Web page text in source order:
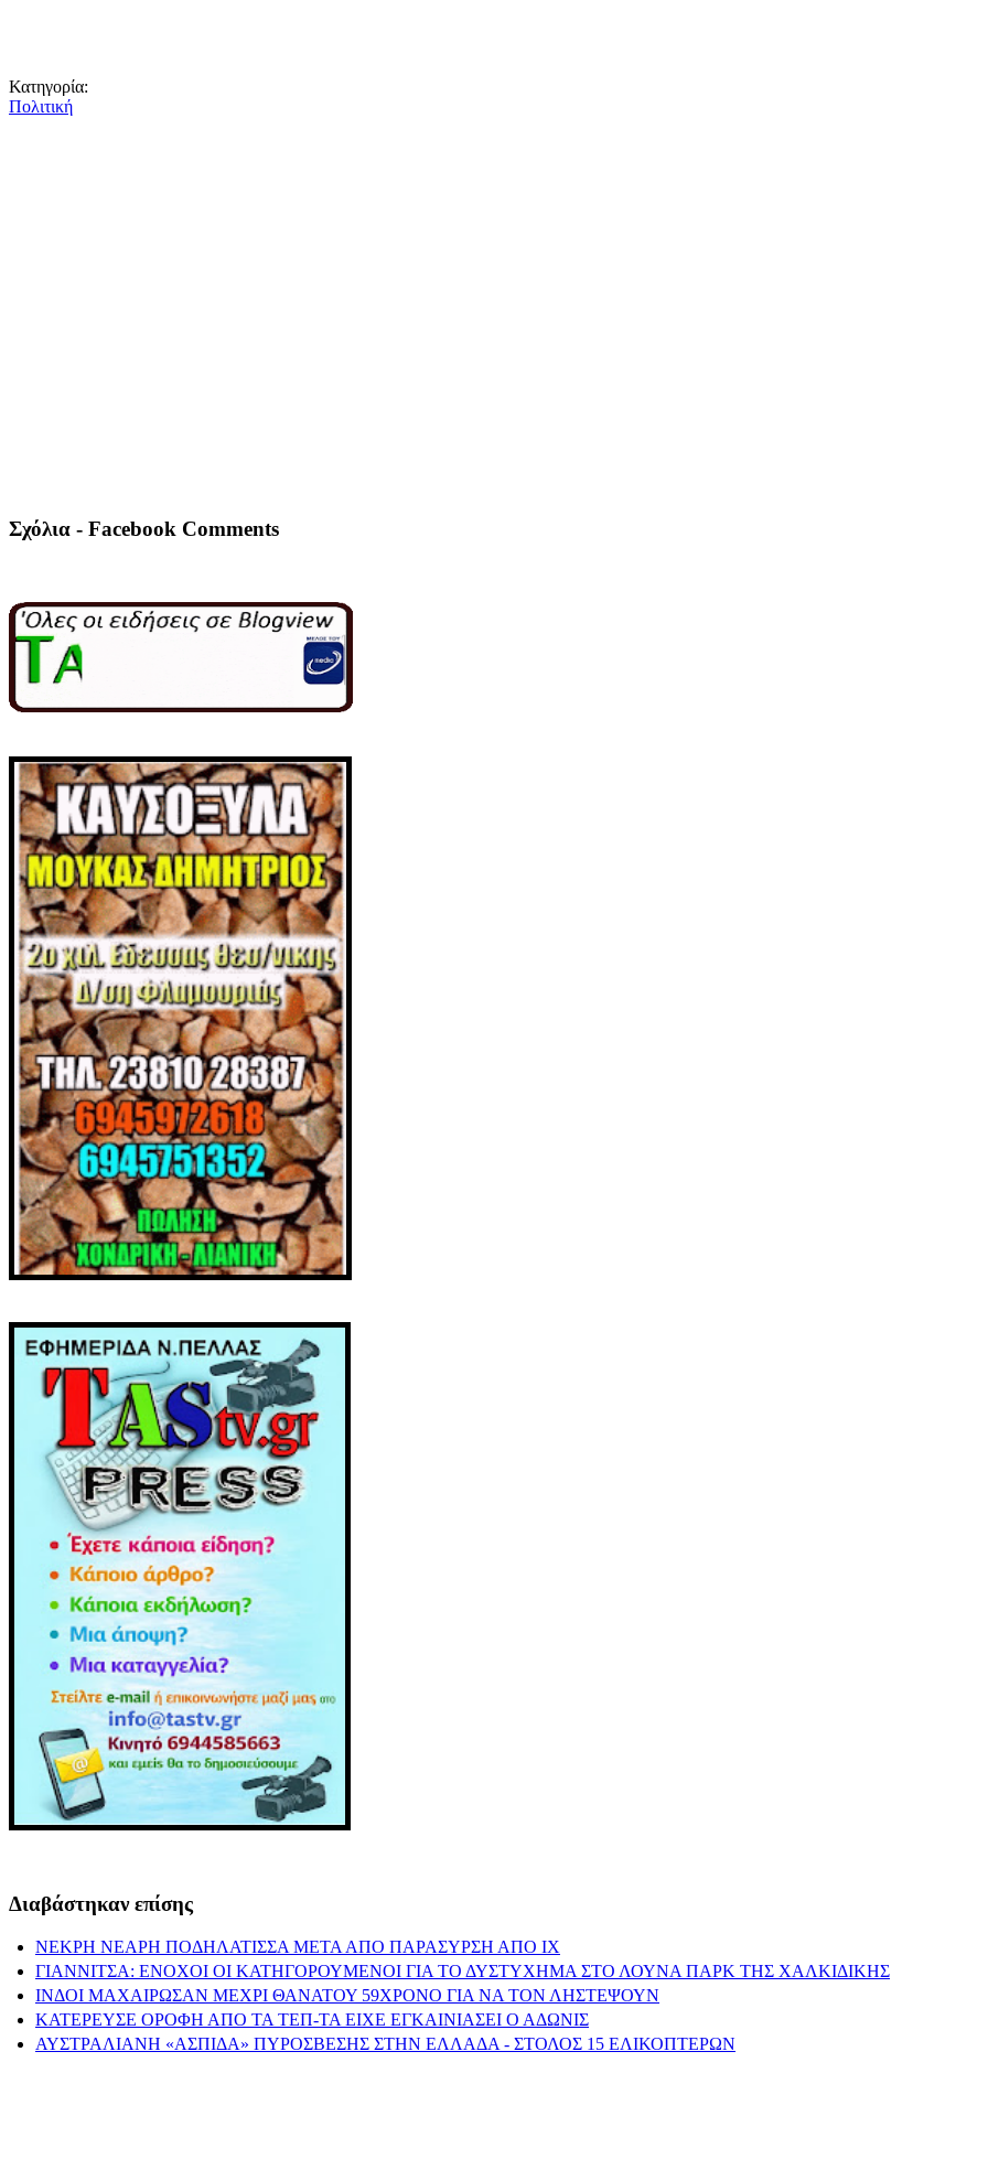
Κατηγορία:
Πολιτική
Σχόλια - Facebook Comments
Διαβάστηκαν επίσης
ΝΕΚΡΗ ΝΕΑΡΗ ΠΟΔΗΛΑΤΙΣΣΑ ΜΕΤΑ ΑΠΟ ΠΑΡΑΣΥΡΣΗ ΑΠΟ ΙΧ
ΓΙΑΝΝΙΤΣΑ: ΕΝΟΧΟΙ ΟΙ ΚΑΤΗΓΟΡΟΥΜΕΝΟΙ ΓΙΑ ΤΟ ΔΥΣΤΥΧΗΜΑ ΣΤΟ ΛΟΥΝΑ ΠΑΡΚ ΤΗΣ ΧΑΛΚΙΔΙΚΗΣ
ΙΝΔΟΙ ΜΑΧΑΙΡΩΣΑΝ ΜΕΧΡΙ ΘΑΝΑΤΟΥ 59ΧΡΟΝΟ ΓΙΑ ΝΑ ΤΟΝ ΛΗΣΤΕΨΟΥΝ
ΚΑΤΕΡΕΥΣΕ ΟΡΟΦΗ ΑΠΟ ΤΑ ΤΕΠ-ΤΑ ΕΙΧΕ ΕΓΚΑΙΝΙΑΣΕΙ Ο ΑΔΩΝΙΣ
ΑΥΣΤΡΑΛΙΑΝΗ «ΑΣΠΙΔΑ» ΠΥΡΟΣΒΕΣΗΣ ΣΤΗΝ ΕΛΛΑΔΑ - ΣΤΟΛΟΣ 15 ΕΛΙΚΟΠΤΕΡΩΝ